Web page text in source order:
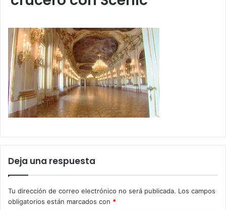
Deja una respuesta
Tu dirección de correo electrónico no será publicada. Los campos
obligatorios están marcados con *